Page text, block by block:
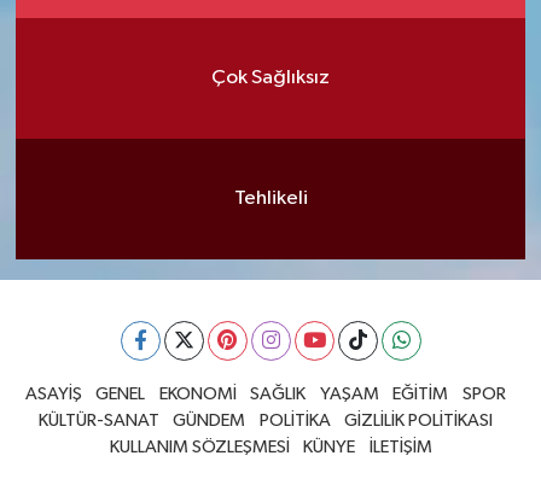
Çok Sağlıksız
Tehlikeli
ASAYİŞ GENEL EKONOMİ SAĞLIK YAŞAM EĞİTİM
SPOR
KÜLTÜR-SANAT
GÜNDEM POLİTİKA
GİZLİLİK POLİTİKASI
KULLANIM SÖZLEŞMESİ
KÜNYE İLETİŞİM